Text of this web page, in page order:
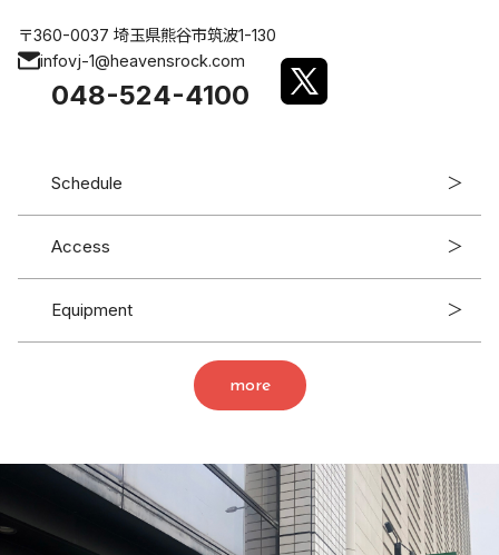
〒360-0037 埼玉県熊谷市筑波1-130
infovj-1@heavensrock.com
048-524-4100
Schedule ＞
Access ＞
Equipment ＞
more